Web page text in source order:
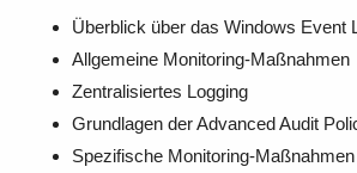
Überblick über das Windows Event
Allgemeine Monitoring-Maßnahmen
Zentralisiertes Logging
Grundlagen der Advanced Audit
Spezifische Monitoring-Maßnahmen